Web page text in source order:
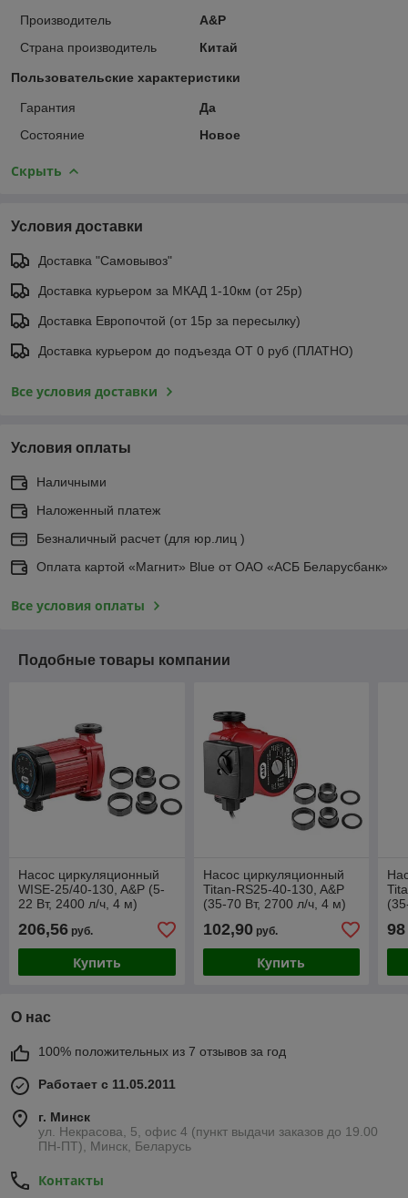
Производитель
A&P
Страна производитель
Китай
Пользовательские характеристики
Гарантия
Да
Состояние
Новое
Скрыть
Условия доставки
Доставка "Самовывоз"
Доставка курьером за МКАД 1-10км (от 25р)
Доставка Европочтой (от 15р за пересылку)
Доставка курьером до подъезда ОТ 0 руб (ПЛАТНО)
Все условия доставки
Условия оплаты
Наличными
Наложенный платеж
Безналичный расчет (для юр.лиц )
Оплата картой «Магнит» Blue от ОАО «АСБ Беларусбанк»
Все условия оплаты
Подобные товары компании
Насос циркуляционный
WISE-25/40-130, A&P (5-
22 Вт, 2400 л/ч, 4 м)
206,56 руб.
Купить
Насос циркуляционный
Titan-RS25-40-130, A&P
(35-70 Вт, 2700 л/ч, 4 м)
102,90руб.
Купить
98
О нас
100% положительных из 7 отзывов за год
Работает с 11.05.2011
г. Минск
ул. Некрасова, 5, офис 4 (пункт выдачи заказов до 19.00
ПН-ПТ), Минск, Беларусь
Контакты